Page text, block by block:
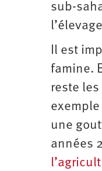
sub-
Il est
famine.
reste
une
années